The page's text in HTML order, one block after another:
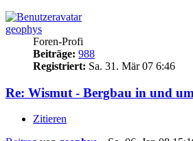
geophys
Foren-Profi
Beiträge: 988
Registriert: Sa. 31. Mär 07 6:46
Re: Wismut - Bergbau in und
Zitieren